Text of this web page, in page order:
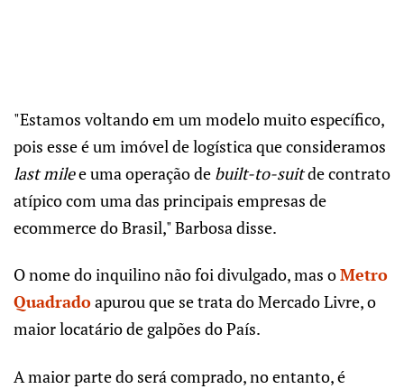
"Estamos voltando em um modelo muito específico,
pois esse é um imóvel de logística que consideramos
last milee uma operação de built-to-suitde contrato
atípico com uma das principais empresas de
ecommerce do Brasil," Barbosa disse.
O nome do inquilino não foi divulgado, mas oMetro
Quadradoapurou que se trata do Mercado Livre, o
maior locatário de galpões do País.
A maior parte do será comprado, no entanto, é